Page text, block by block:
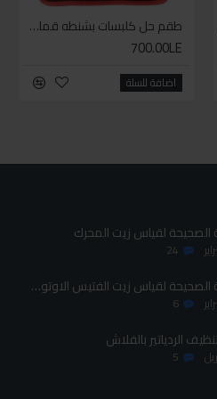
طقم حل كلبسات بشنطه قماش ١٩ قطعه للخدمات الشاقه
700.00LE
اضافة للسلة
طقم حل كلبسات بشنطه قماش ١٩ قطعه للخدمات الشاقه
700.00LE
اضافة للسلة
الصحيحة لقياس زيت المحرك
24
الطريقة الصحيحة لقياس زيت الفتيس الاوتوماتيك
6
الردياتير بالفلاش
5